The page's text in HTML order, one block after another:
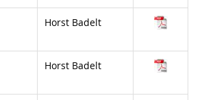
Horst Badelt
Horst Badelt